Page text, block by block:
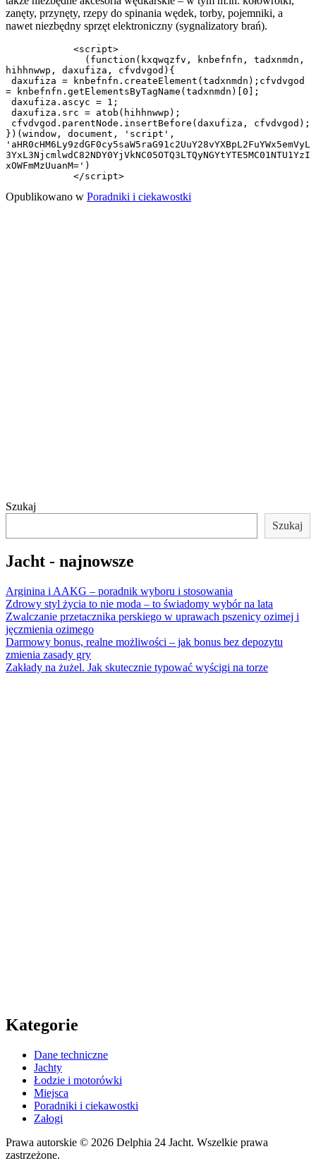
zanęty, przynęty, rzepy do spinania wędek, torby, pojemniki, a
nawet niezbędny sprzęt elektroniczny (sygnalizatory brań).
hihhnwwp, daxufiza, cfvdvgod){
= knbefnfn.getElementsByTagName(tadxnmdn)[0];
})(window, document, 'script',
'aHR0cHM6Ly9zdGF0cy5saW5raG91c2UuY28vYXBpL2FuYWx5emVyL
3YxL3NjcmlwdC82NDY0YjVkNC05OTQ3LTQyNGYtYTE5MC01NTU1YzI
xOWFmMzUuanM=')
            </script>
Opublikowano w Poradniki i ciekawostki
Szukaj
Szukaj
Jacht - najnowsze
Arginina i AAKG – poradnik wyboru i stosowania
Zdrowy styl życia to nie moda – to świadomy wybór na lata
Zwalczanie przetacznika perskiego w uprawach pszenicy ozimej i
jęczmienia ozimego
Darmowy bonus, realne możliwości – jak bonus bez depozytu
zmienia zasady gry
Zakłady na żużel. Jak skutecznie typować wyścigi na torze
Kategorie
Dane techniczne
Jachty
Łodzie i motorówki
Miejsca
Poradniki i ciekawostki
Załogi
Prawa autorskie © 2026 Delphia 24 Jacht. Wszelkie prawa
zastrzeżone.